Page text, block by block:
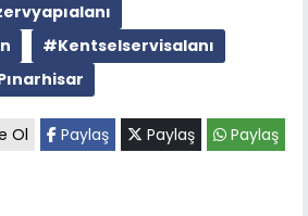
#Kentselservisalanı
Ol Paylaş Paylaş Paylaş